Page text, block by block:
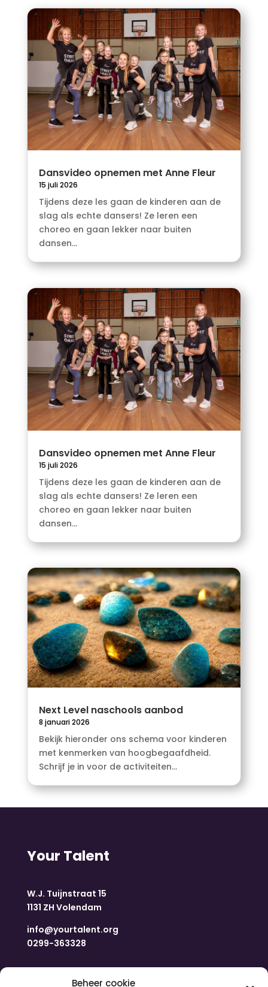
Beheer cookie
Dansvideo opnemen met Anne Fleur
15 juli 2026
Tijdens deze les gaan de kinderen aan de
slag als echte dansers! Ze leren een
choreo en gaan lekker naar buiten
dansen...
Dansvideo opnemen met Anne Fleur
15 juli 2026
Tijdens deze les gaan de kinderen aan de
slag als echte dansers! Ze leren een
choreo en gaan lekker naar buiten
dansen...
Next Level naschools aanbod
8 januari 2026
Bekijk hieronder ons schema voor kinderen
met kenmerken van hoogbegaafdheid.
Schrijf je in voor de activiteiten...
Your Talent
W.J. Tuijnstraat 15
1131 ZH Volendam
info@yourtalent.org
0299-363328
Navigatie